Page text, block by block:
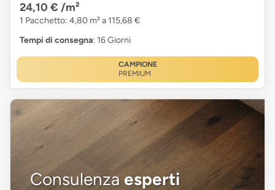
24,10 € /m²
1 Pacchetto: 4,80 m² a 115,68 €
Tempi di consegna: 16 Giorni
CAMPIONE
PREMIUM
Consulenza esperti